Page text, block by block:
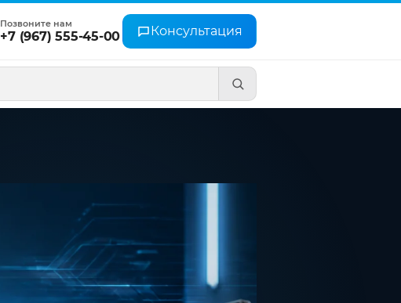
Позвоните нам
+7 (967) 555-45-00 Консультация